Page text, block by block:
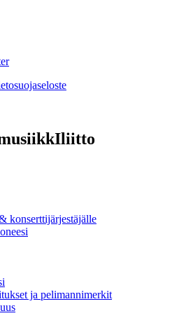
konserttijärjestäjälle
ja pelimannimerkit